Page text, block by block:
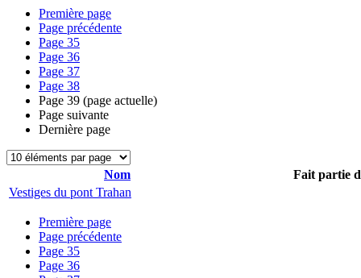
Première page
Page précédente
Page 35
Page 36
Page 37
Page 38
Page 39 (page actuelle)
Page suivante
Dernière page
Nom
Fait partie
Vestiges du pont Trahan
Première page
Page précédente
Page 35
Page 36